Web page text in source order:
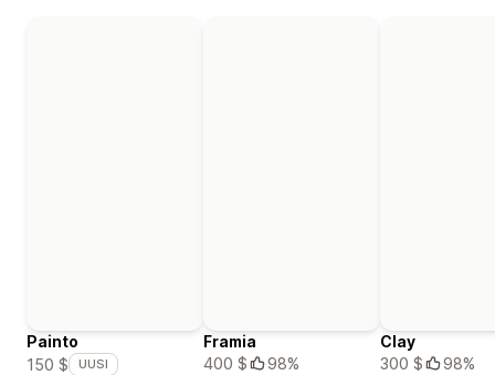
Painto
150 $
UUSI
Framia
400 $
98%
Clay
300 $
98%